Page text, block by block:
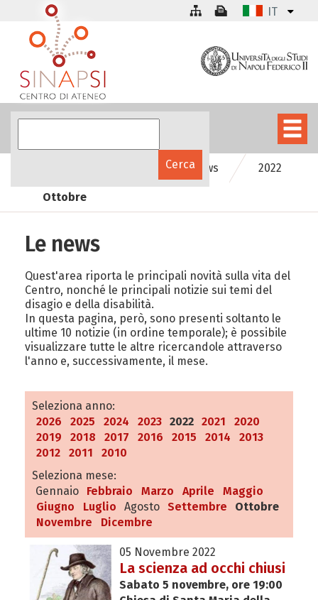
IT
Le news 2022
Ottobre
Le news
Quest'area riporta le principali novità sulla vita del
Centro, nonché le principali notizie sui temi del
disagio e della disabilità.
In questa pagina, però, sono presenti soltanto le
ultime 10 notizie (in ordine temporale); è possibile
visualizzare tutte le altre ricercandole attraverso
l'anno e, successivamente, il mese.
Seleziona anno:
2026
2025 2024 2023 2022 2021
2020
2019
2018 2017 2016 2015 2014
2013
2012
2011
2010
Seleziona mese:
Gennaio
Febbraio Marzo Aprile
Maggio
Giugno
Luglio Agosto Settembre
Ottobre
Novembre
Dicembre
05 Novembre 2022
La scienza ad occhi chiusi
Sabato 5 novembre, ore 19:00